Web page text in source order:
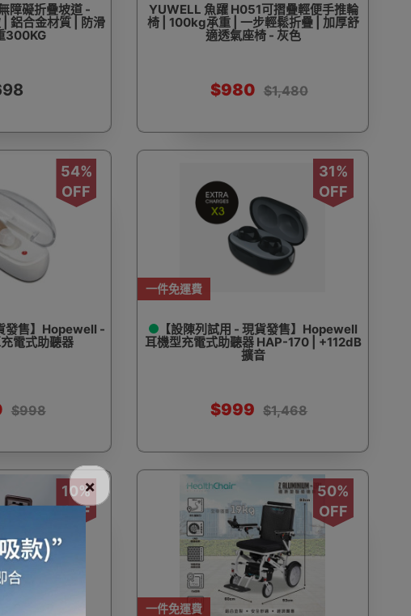
障礙折疊坡道 -
鋁合金材質 | 防滑
300KG
YUWELL 魚躍 H051可摺疊輕便手推輪
椅 | 100kg承重 | 一步輕鬆折疊 | 加厚舒
適透氣座椅 - 灰色
$980 $1,480
54%
OFF
發售】Hopewell -
電式助聽器
$998
一件免運費
31%
OFF
【設陳列試用 - 現貨發售】Hopewell
耳機型充電式助聽器 HAP-170 | +112dB
擴音
$999 $1,468
10%
OFF
一件免運費
50%
OFF
×